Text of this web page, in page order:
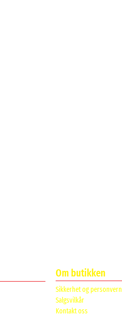
Om butikken
Sikkerhet og personvern
Salgsvilkår
Kontakt oss